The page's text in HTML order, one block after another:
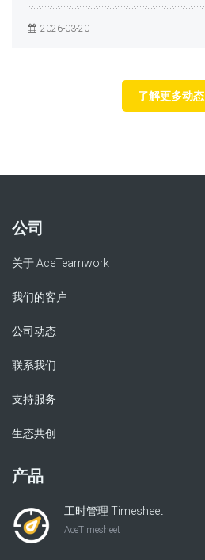
2026-03-20
了解更多动态
公司
关于 AceTeamwork
我们的客户
公司动态
联系我们
支持服务
生态共创
产品
工时管理 Timesheet
AceTimesheet